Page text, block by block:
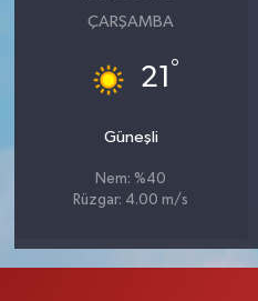
ÇARŞAMBA
21 °
Güneşli
Nem: %40
Rüzgar: 4.00 m/s